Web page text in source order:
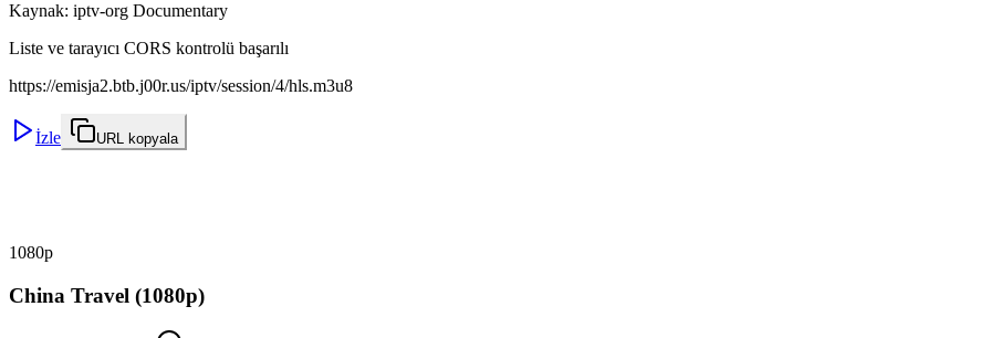
Kaynak: iptv-org Documentary
Liste ve tarayıcı CORS kontrolü başarılı
https://emisja2.btb.j00r.us/iptv/session/4/hls.m3u8
İzle URL kopyala
1080p
China Travel (1080p)